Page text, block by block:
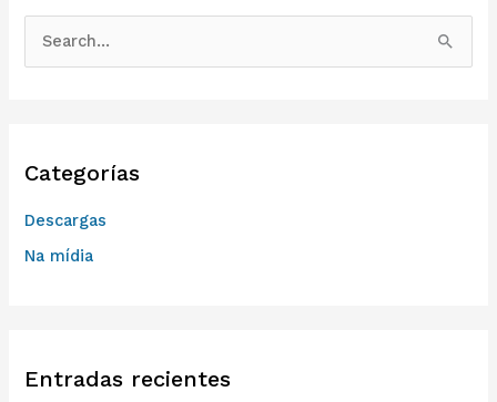
a
Categorías
Descargas
Na mídia
Entradas recientes